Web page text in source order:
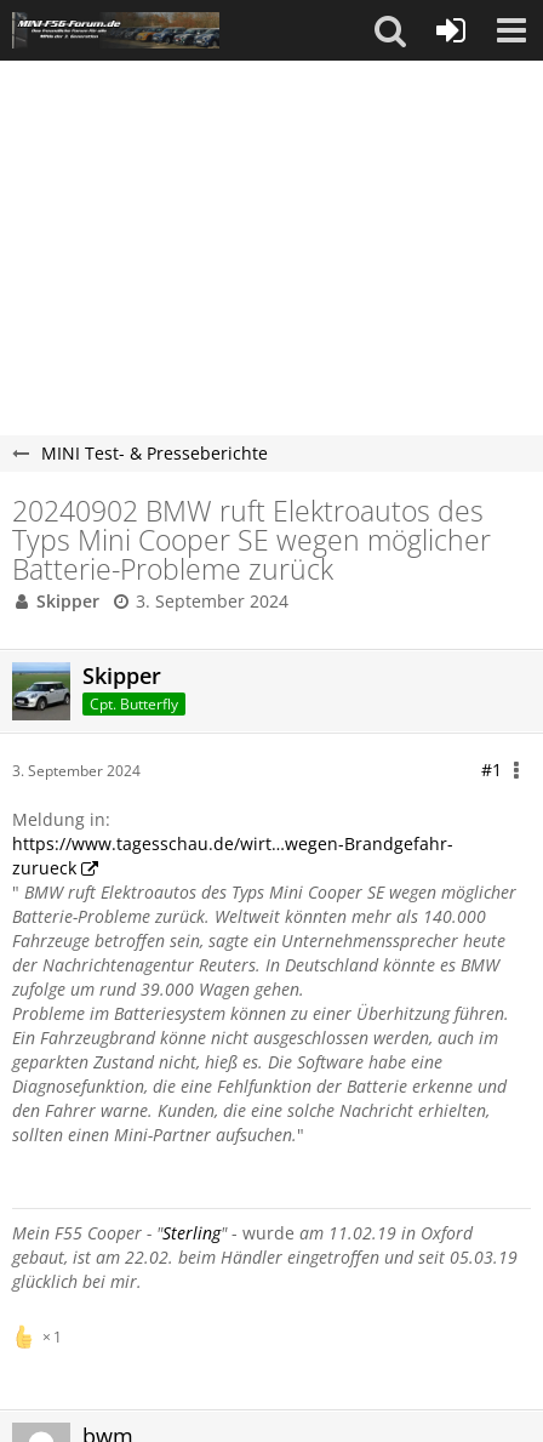
MINI Test- & Presseberichte
20240902 BMW ruft Elektroautos des
Typs Mini Cooper SE wegen möglicher
Batterie-Probleme zurück
Skipper 3. September 2024
Skipper
Cpt. Butterfly
3. September 2024 #1
Meldung in:
https://www.tagesschau.de/wirt…wegen-Brandgefahr-
zurueck
" BMW ruft Elektroautos des Typs Mini Cooper SE wegen möglicher
Batterie-Probleme zurück. Weltweit könnten mehr als 140.000
Fahrzeuge betroffen sein, sagte ein Unternehmenssprecher heute
der Nachrichtenagentur Reuters. In Deutschland könnte es BMW
zufolge um rund 39.000 Wagen gehen.
Probleme im Batteriesystem können zu einer Überhitzung führen.
Ein Fahrzeugbrand könne nicht ausgeschlossen werden, auch im
geparkten Zustand nicht, hieß es. Die Software habe eine
Diagnosefunktion, die eine Fehlfunktion der Batterie erkenne und
den Fahrer warne. Kunden, die eine solche Nachricht erhielten,
sollten einen Mini-Partner aufsuchen."
Mein F55 Cooper - "Sterling"- wurde am 11.02.19 in Oxford
gebaut, ist am 22.02. beim Händler eingetroffen und seit 05.03.19
glücklich bei mir.
1
bwm